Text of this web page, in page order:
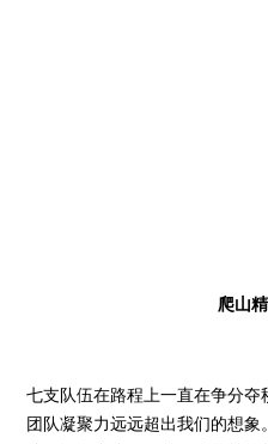
爬山
七支队伍在路程上一直在争分
团队凝聚力远远超出我们的想